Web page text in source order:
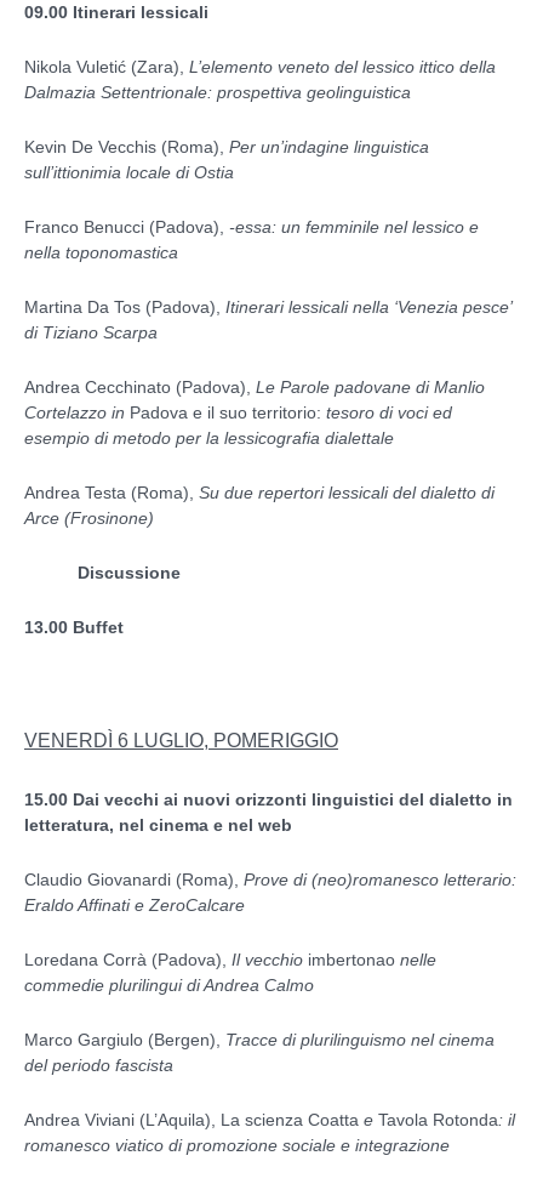
09.00 Itinerari lessicali
Nikola Vuletić (Zara), L’elemento veneto del lessico ittico della
Dalmazia Settentrionale: prospettiva geolinguistica
Kevin De Vecchis (Roma), Per un’indagine linguistica
sull’ittionimia locale di Ostia
Franco Benucci (Padova), -essa: un femminile nel lessico e
nella toponomastica
Martina Da Tos (Padova), Itinerari lessicali nella ‘Venezia pesce’
di Tiziano Scarpa
Andrea Cecchinato (Padova), Le Parole padovane di Manlio
Cortelazzo in Padova e il suo territorio: tesoro di voci ed
esempio di metodo per la lessicografia dialettale
Andrea Testa (Roma), Su due repertori lessicali del dialetto di
Arce (Frosinone)
Discussione
13.00 Buffet
VENERDÌ 6 LUGLIO, POMERIGGIO
15.00 Dai vecchi ai nuovi orizzonti linguistici del dialetto in
letteratura, nel cinema e nel web
Claudio Giovanardi (Roma), Prove di (neo)romanesco letterario:
Eraldo Affinati e ZeroCalcare
Loredana Corrà (Padova), Il vecchio imbertonao nelle
commedie plurilingui di Andrea Calmo
Marco Gargiulo (Bergen), Tracce di plurilinguismo nel cinema
del periodo fascista
Andrea Viviani (L’Aquila), La scienza Coatta e Tavola Rotonda: il
romanesco viatico di promozione sociale e integrazione